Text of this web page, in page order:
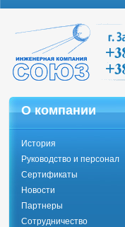
О компании
История
Руководство и персонал
Сертификаты
Новости
Партнеры
Сотрудничество